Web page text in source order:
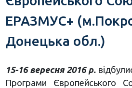
ЕРАЗМУС+
Донецька обл.)
15-16 вересня 2016 р.
Програми Європейського